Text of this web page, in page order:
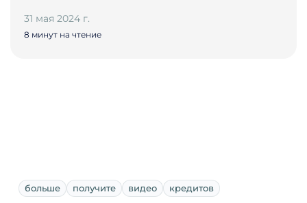
31 мая 2024 г.
8 минут на чтение
больше получите видео кредитов